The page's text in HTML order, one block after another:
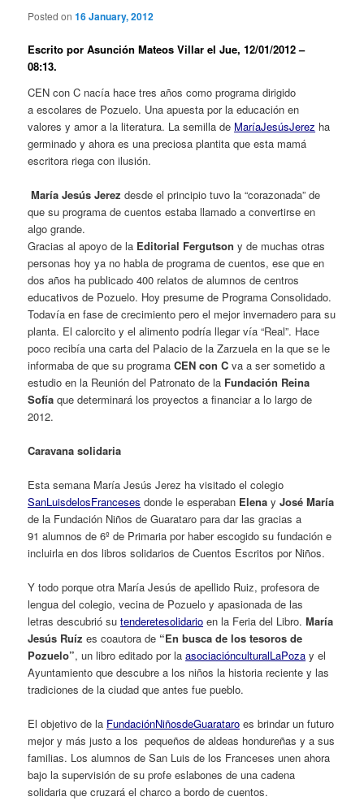
Posted on16 January, 2012
Escrito por Asunción Mateos Villar el Jue, 12/01/2012 –
08:13.
CEN con C nacía hace tres años como programa dirigido
a escolares de Pozuelo. Una apuesta por la educación en
valores y amor a la literatura. La semilla de MaríaJesúsJerez ha
germinado y ahora es una preciosa plantita que esta mamá
escritora riega con ilusión.
María Jesús Jerez desde el principio tuvo la “corazonada” de
que su programa de cuentos estaba llamado a convertirse en
algo grande.
Gracias al apoyo de la Editorial Fergutson y de muchas otras
personas hoy ya no habla de programa de cuentos, ese que en
dos años ha publicado 400 relatos de alumnos de centros
educativos de Pozuelo. Hoy presume de Programa Consolidado.
Todavía en fase de crecimiento pero el mejor invernadero para su
planta. El calorcito y el alimento podría llegar vía “Real”. Hace
poco recibía una carta del Palacio de la Zarzuela en la que se le
informaba de que su programaCEN con C va a ser sometido a
estudio en la Reunión del Patronato de la Fundación Reina
Sofía que determinará los proyectos a financiar a lo largo de
2012.
Caravana solidaria
Esta semana María Jesús Jerez ha visitado el colegio
SanLuisdelosFranceses donde le esperaban Elena yJosé María
de la Fundación Niños de Guarataro para dar las gracias a
91 alumnos de 6º de Primaria por haber escogido su fundación e
incluirla en dos libros solidarios de Cuentos Escritos por Niños.
Y todo porque otra María Jesús de apellido Ruiz, profesora de
lengua del colegio, vecina de Pozuelo y apasionada de las
letras descubrió sutenderetesolidario en la Feria del Libro.María
Jesús Ruíz es coautora de “En busca de los tesoros de
Pozuelo”, un libro editado por laasociaciónculturalLaPoza y el
Ayuntamiento que descubre a los niños la historia reciente y las
tradiciones de la ciudad que antes fue pueblo.
El objetivo de la FundaciónNiñosdeGuarataro es brindar un futuro
mejor y más justo a los pequeños de aldeas hondureñas y a sus
familias. Los alumnos de San Luis de los Franceses unen ahora
bajo la supervisión de su profe eslabones de una cadena
solidaria que cruzará el charco a bordo de cuentos.